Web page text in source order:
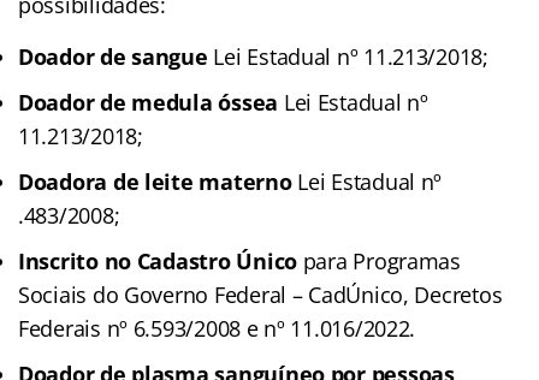
Doador de sangue Lei Estadual nº 11.213/2018;
Doador de medula óssea Lei Estadual nº
11.213/2018;
Doadora de leite maternoLei Estadual nº
.483/2008;
Inscrito no Cadastro Únicopara Programas
Sociais do Governo Federal – CadÚnico, Decretos
Federais nº 6.593/2008 e nº 11.016/2022.
Doador de plasma sanguíneo por pessoas